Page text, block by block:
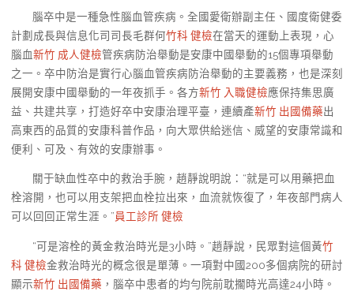
腦卒中是一種急性腦血管疾病。全國愛衛辦副主任、國度衛健委
計劃成長與信息化司司長毛群何竹科 健檢在當天的運動上表現，心
腦血新竹 成人健檢管疾病防治舉動是安康中國舉動的15個專項舉動
之一。卒中防治是實行心腦血管疾病防治舉動的主要義務，也是深刻
展開安康中國舉動的一年夜抓手。各方新竹 入職健檢應保持集思廣
益、共建共享，打造好卒中安康治理平臺，連續產新竹 出國備藥出
高東西的品質的安康科普作品，向大眾供給迷信、威望的安康常識和
便利、可及、有效的安康辦事。
關于缺血性卒中的救治手腕，趙靜說明說：“就是可以用藥把血
栓溶開，也可以用支架把血栓拉出來，血流就恢復了，年夜部門病人
可以回回正常生涯。”員工診所 健檢
“可是溶栓的黃金救治時光是3小時。”趙靜說，民眾對這個黃竹
科 健檢金救治時光的概念很是單薄。一項對中國200多個病院的研討
顯示新竹 出國備藥 ，腦卒中患者的均勻院前耽擱時光高達24小時。